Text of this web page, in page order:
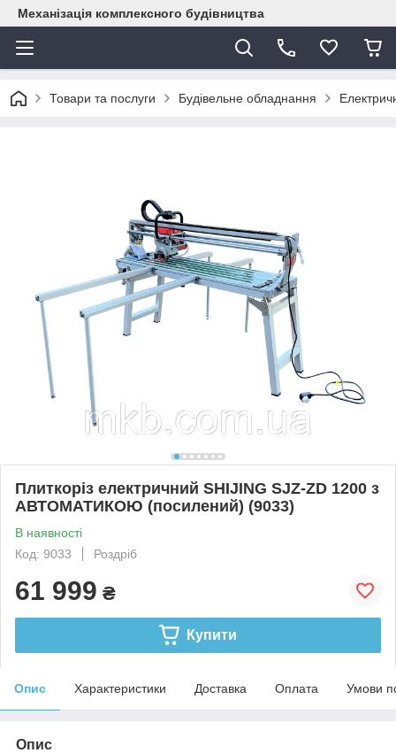
Механізація комплексного будівництва
Товари та послуги Будівельне обладнання
Плиткоріз електричний SHIJING SJZ-ZD 1200 з
АВТОМАТИКОЮ (посилений) (9033)
В наявності
Код: 9033
Роздріб
61 999 ₴
Купити
Опис Характеристики Доставка Оплата Умови
Опис